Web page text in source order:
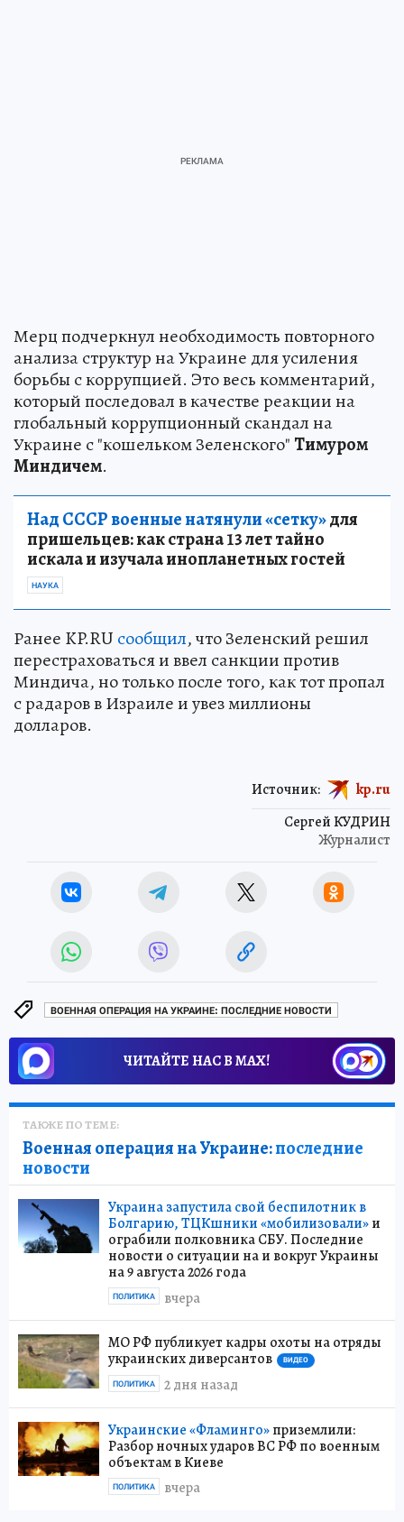
Мерц подчеркнул необходимость повторного
анализа структур на Украине для усиления
борьбы с коррупцией. Это весь комментарий,
который последовал в качестве реакции на
глобальный коррупционный скандал на
Украине с "кошельком Зеленского" Тимуром
Миндичем.
Над СССР военные натянули «сетку»для
пришельцев: как страна 13 лет тайно
искала и изучала инопланетных гостей
НАУКА
Ранее KP.RU сообщил, что Зеленский решил
перестраховаться и ввел санкции против
Миндича, но только после того, как тот пропал
с радаров в Израиле и увез миллионы
долларов.
Сергей КУДРИН
Журналист
Источник: kp.ru
ВОЕННАЯ ОПЕРАЦИЯ НА УКРАИНЕ: ПОСЛЕДНИЕ НОВОСТИ
ЧИТАЙТЕ НАС В МАХ!
ТАКЖЕ ПО ТЕМЕ:
Военная операция на Украине:последние
новости
Украина запустила свой беспилотник в
Болгарию, ТЦКшники «мобилизовали»и
ограбили полковника СБУ. Последние
новости о ситуации на и вокруг Украины
на 9 августа 2026 года
вчера
ПОЛИТИКА
МО РФ публикует кадры охоты на отряды
украинских диверсантов
ВИДЕО
2 дня назад
ПОЛИТИКА
Украинские «Фламинго»приземлили:
Разбор ночных ударов ВС РФ по военным
объектам в Киеве
вчера
ПОЛИТИКА